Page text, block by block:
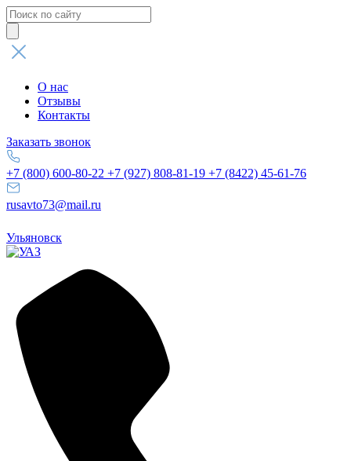
Поиск
товаров
О нас
Отзывы
Контакты
Заказать звонок
+7 (800) 600-80-22 +7 (927) 808-81-19 +7 (8422) 45-61-76
rusavto73@mail.ru
Ульяновск